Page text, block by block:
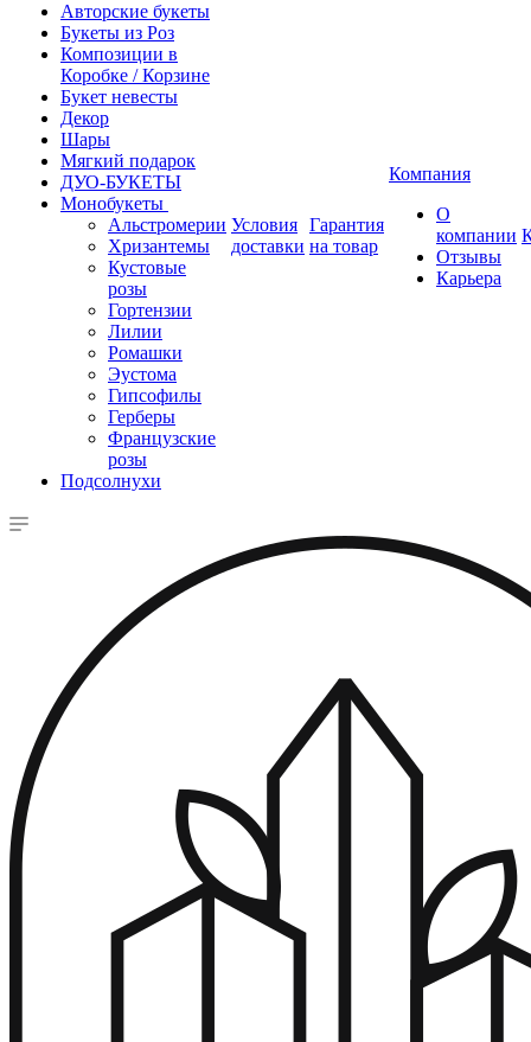
Авторские букеты
Букеты из Роз
Композиции в
Коробке / Корзине
Букет невесты
Декор
Шары
Мягкий подарок
ДУО-БУКЕТЫ
Монобукеты
Альстромерии
Хризантемы
Кустовые
розы
Гортензии
Лилии
Ромашки
Эустома
Гипсофилы
Герберы
Французские
розы
Подсолнухи
Условия
доставки
Гарантия
на товар
Компания
О
компании
Отзывы
Карьера